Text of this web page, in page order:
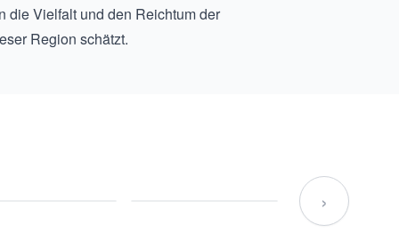
Vielfalt und den Reichtum der
Region schätzt.
›